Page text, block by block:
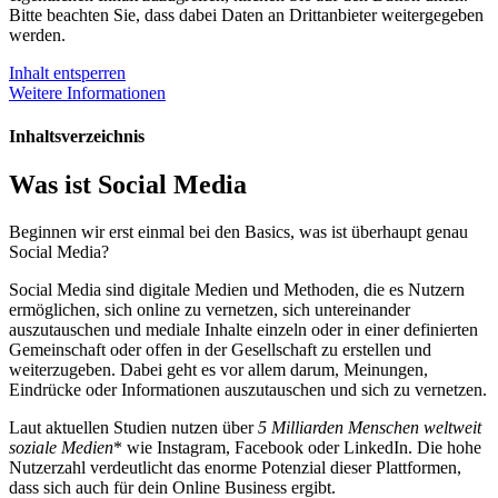
Bitte beachten Sie, dass dabei Daten an Drittanbieter weitergegeben
werden.
Inhalt entsperren
Weitere Informationen
Inhaltsverzeichnis
Was ist Social Media
Beginnen wir erst einmal bei den Basics, was ist überhaupt genau
Social Media?
Social Media sind digitale Medien und Methoden, die es Nutzern
ermöglichen, sich online zu vernetzen, sich untereinander
auszutauschen und mediale Inhalte einzeln oder in einer definierten
Gemeinschaft oder offen in der Gesellschaft zu erstellen und
weiterzugeben. Dabei geht es vor allem darum, Meinungen,
Eindrücke oder Informationen auszutauschen und sich zu vernetzen.
Laut aktuellen Studien nutzen über5 Milliarden Menschen weltweit
soziale Medien* wie Instagram, Facebook oder LinkedIn. Die hohe
Nutzerzahl verdeutlicht das enorme Potenzial dieser Plattformen,
dass sich auch für dein Online Business ergibt.